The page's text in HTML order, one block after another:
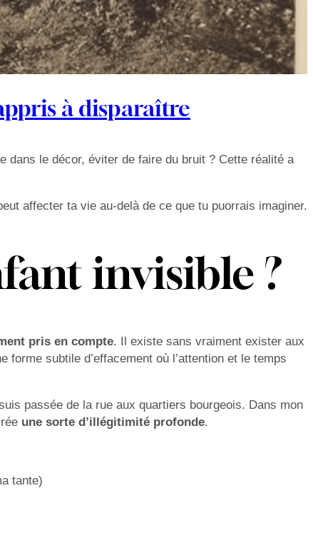
à disparaître
dans le décor, éviter de faire du bruit ? Cette réalité a
affecter ta vie au-delà de ce que tu puorrais imaginer.
invisible ?
pris en compte. Il existe sans vraiment exister aux
subtile d’effacement où l’attention et le temps
passée de la rue aux quartiers bourgeois. Dans mon
une sorte d’illégitimité profonde.
tante)